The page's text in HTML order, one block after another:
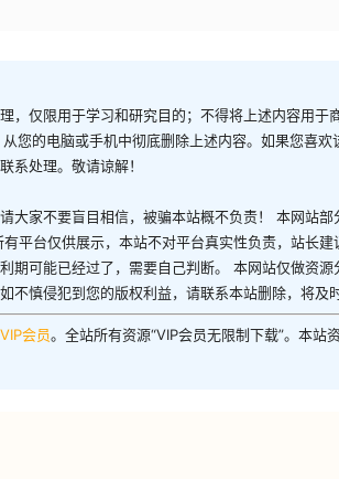
，仅限用于学习和研究目的；不得将上述内容用
您的电脑或手机中彻底删除上述内容。如果您喜
系处理。敬请谅解！
大家不要盲目相信，被骗本站概不负责！ 本网站
平台仅供展示，本站不对平台真实性负责，站长
期可能已经过了，需要自己判断。 本网站仅做资
不慎侵犯到您的版权利益，请联系本站删除，将及时
VIP会员。全站所有资源“VIP会员无限制下载”。本